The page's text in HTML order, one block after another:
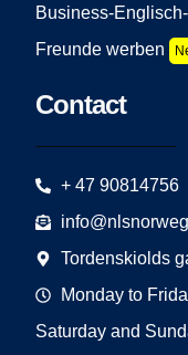
Business-
Freunde werben
Contact
+ 47 90814756
Tordenskiolds
Monday to
Saturday and